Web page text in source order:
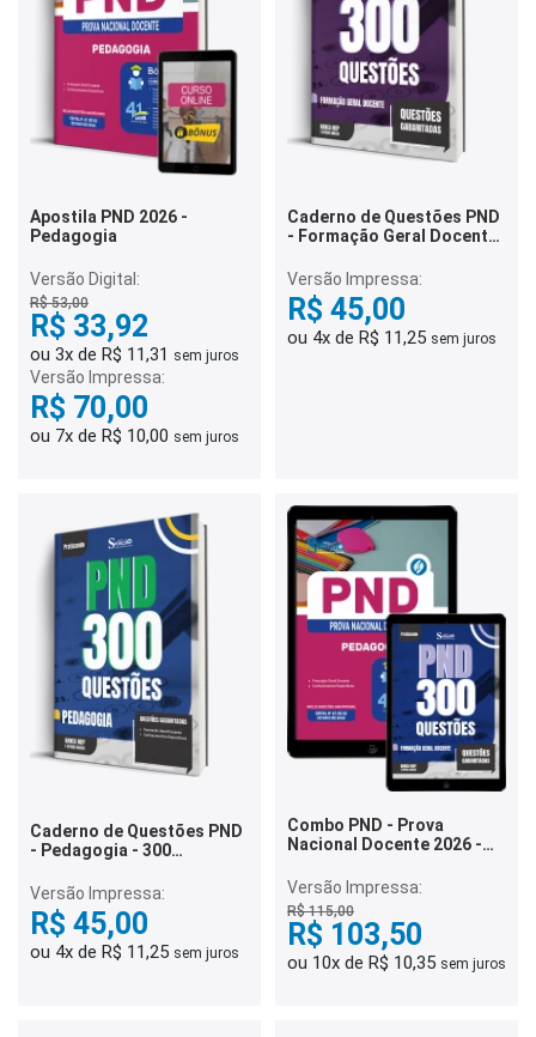
Apostila PND 2026 -
Pedagogia
Versão Digital:
R$ 53,00
R$ 33,92
ou 3x de R$ 11,31 sem juros
Versão Impressa:
R$ 70,00
ou 7x de R$ 10,00 sem juros
Caderno de Questões PND
- Formação Geral Docente
Gabaritadas
Versão Impressa:
R$ 45,00
ou 4x de R$ 11,25 sem juros
Caderno de Questões PND
- Pedagogia - 300
Versão Impressa:
R$ 45,00
ou 4x de R$ 11,25 sem juros
Combo PND - Prova
Nacional Docente 2026 -
Versão Impressa:
R$ 115,00
R$ 103,50
ou 10x de R$ 10,35 sem juros